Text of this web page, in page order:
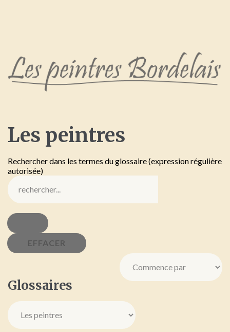
Les peintres
Rechercher dans les termes du glossaire (expression régulière
autorisée)
Glossaires